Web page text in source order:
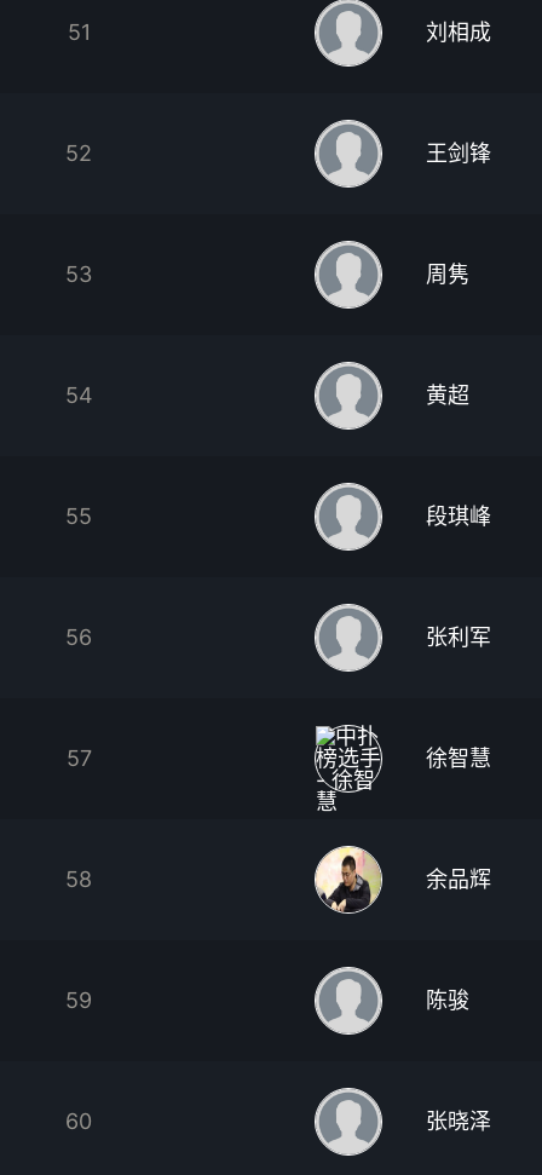
51 刘相成
52 王剑锋
53 周隽
54 黄超
55 段琪峰
56 张利军
57 徐智慧
58 余品辉
59 陈骏
60 张晓泽